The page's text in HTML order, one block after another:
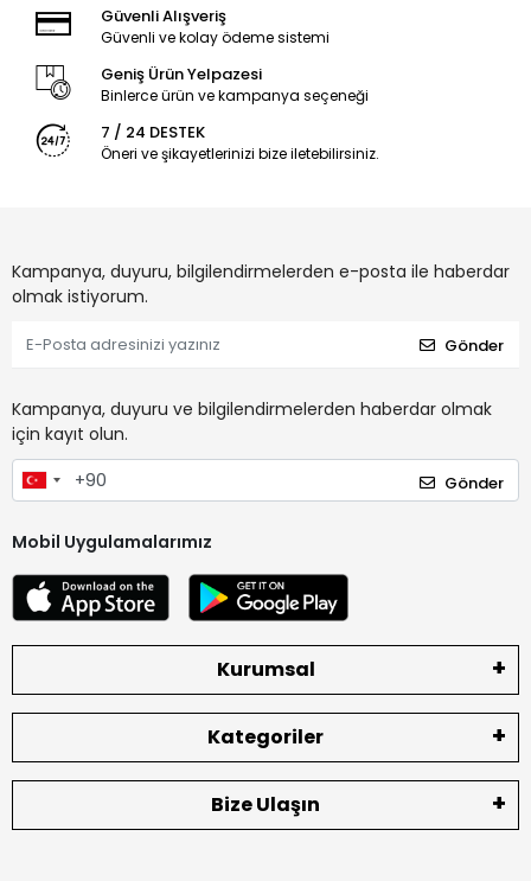
Güvenli Alışveriş
Güvenli ve kolay ödeme sistemi
Geniş Ürün Yelpazesi
Binlerce ürün ve kampanya seçeneği
7 / 24 DESTEK
Öneri ve şikayetlerinizi bize iletebilirsiniz.
Kampanya, duyuru, bilgilendirmelerden e-posta ile haberdar
olmak istiyorum.
Gönder
Kampanya, duyuru ve bilgilendirmelerden haberdar olmak
için kayıt olun.
Gönder
Mobil Uygulamalarımız
Kurumsal
Kategoriler
Bize Ulaşın